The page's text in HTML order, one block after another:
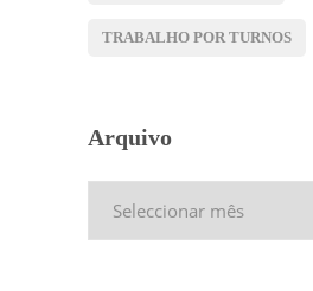
TRABALHO POR TURNOS
Arquivo